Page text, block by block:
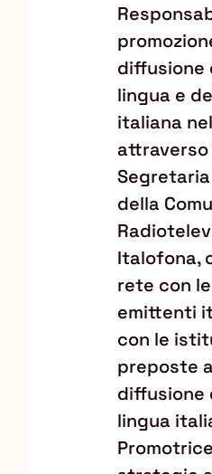
diffusione
lingua e
italiana
attraverso
della
Italofona,
rete con
emittenti
con le
preposte
diffusione
lingua